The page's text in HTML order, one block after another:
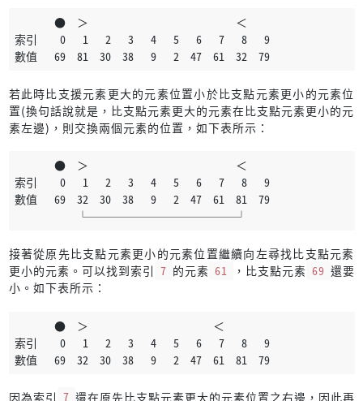
       ●  ＞                          ＜
索引    0   1   2   3   4   5   6   7   8   9
數值   69  81  30  38   9   2  47  61  32  79
若此時比支援元素更大的元素位置小於比支點元素更小的元素位
置(換句話說就是，比支點元素更大的元素在比支點元素更小的元
素左邊)，則交換兩個元素的位置，如下表所示：
       ●  ＞                          ＜
索引    0   1   2   3   4   5   6   7   8   9
數值   69  32  30  38   9   2  47  61  81  79
           └─────────────┘
接著從原先比支點元素更小的元素位置繼續向左尋找比支點元素
更小的元素。可以找到索引 7 的元素 61 ，比支點元素 69 還要
小。如下表所示：
       ●  ＞                      ＜
索引    0   1   2   3   4   5   6   7   8   9
數值   69  32  30  38   9   2  47  61  81  79
因為索引 7 還在原先比支點元素更大的元素位置之右邊，因此再